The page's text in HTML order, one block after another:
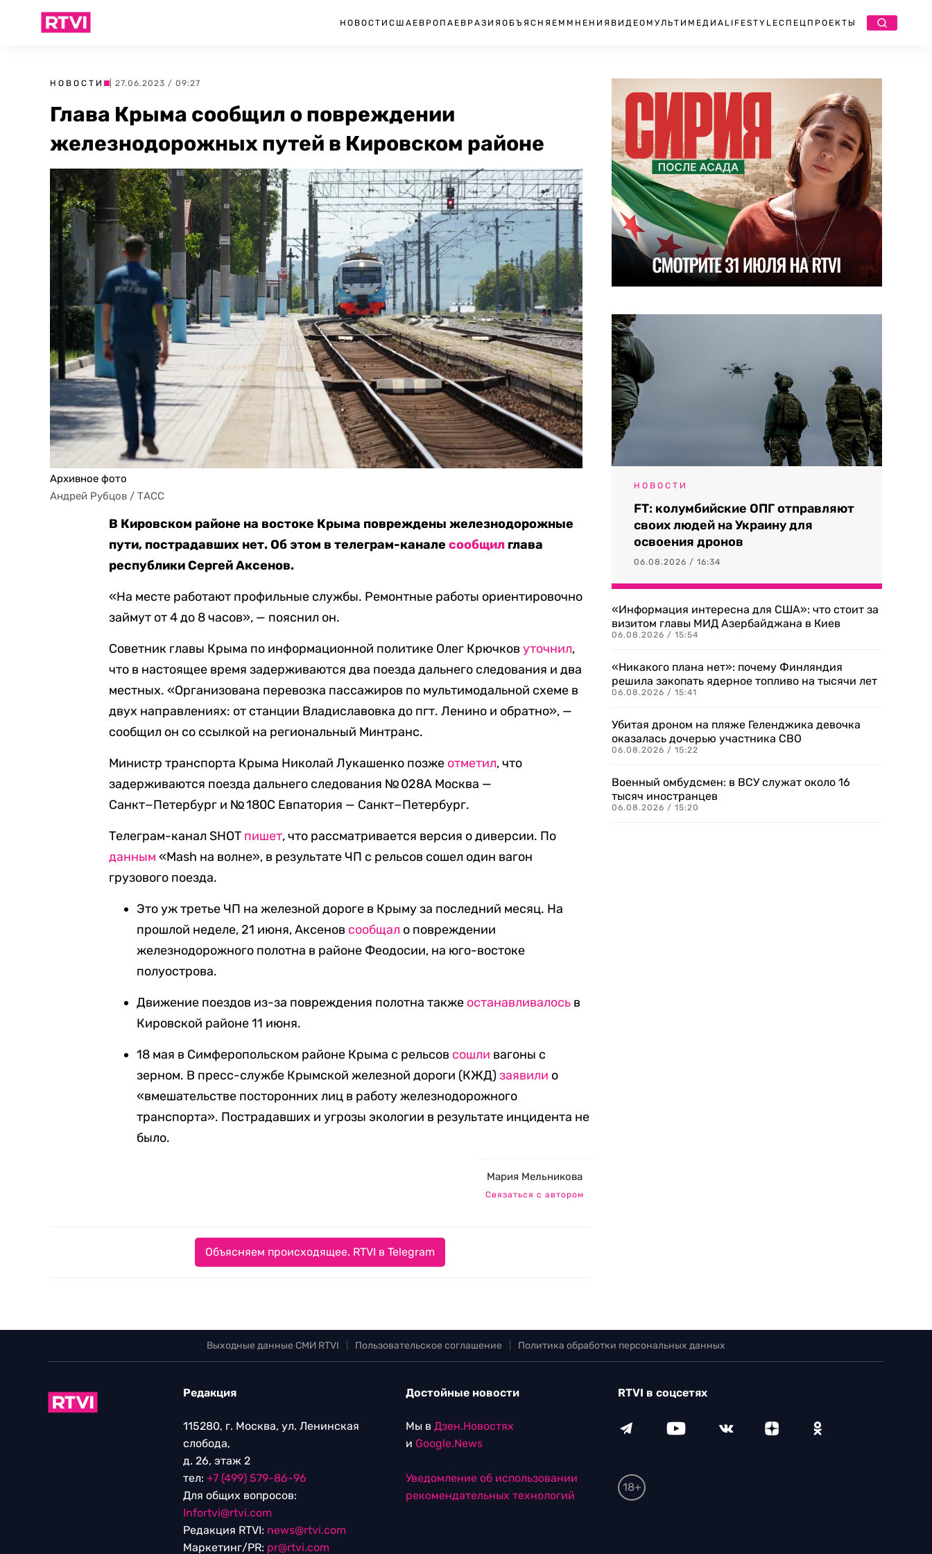
НОВОСТИ США ЕВРОПА ЕВРАЗИЯ ОБЪЯСНЯЕМ МНЕНИЯ ВИДЕО МУЛЬТИМЕДИА LIFESTYLEСПЕЦПРОЕКТЫ
НОВОСТИ | 27.06.2023 / 09:27
Глава Крыма сообщил о повреждении
железнодорожных путей в Кировском районе
Архивное фото
Андрей Рубцов / ТАСС
В Кировском районе на востоке Крыма повреждены железнодорожные
пути, пострадавших нет. Об этом в телеграм-каналесообщил глава
республики Сергей Аксенов.
«На месте работают профильные службы. Ремонтные работы ориентировочно
займут от 4 до 8 часов», — пояснил он.
Советник главы Крыма по информационной политике Олег Крючковуточнил,
что в настоящее время задерживаются два поезда дальнего следования и два
местных. «Организована перевозка пассажиров по мультимодальной схеме в
двух направлениях: от станции Владиславовка до пгт. Ленино и обратно», —
сообщил он со ссылкой на региональный Минтранс.
Министр транспорта Крыма Николай Лукашенко позже отметил, что
задерживаются поезда дальнего следования № 028А Москва —
Санкт−Петербург и № 180С Евпатория — Санкт−Петербург.
Телеграм-канал SHOT пишет, что рассматривается версия о диверсии. По
данным «Mash на волне», в результате ЧП с рельсов сошел один вагон
грузового поезда.
Это уж третье ЧП на железной дороге в Крыму за последний месяц. На
прошлой неделе, 21 июня, Аксенов сообщал о повреждении
железнодорожного полотна в районе Феодосии, на юго-востоке
полуострова.
Движение поездов из-за повреждения полотна также останавливалось в
Кировской районе 11 июня.
18 мая в Симферопольском районе Крыма с рельсов сошли вагоны с
зерном. В пресс-службе Крымской железной дороги (КЖД)заявили о
«вмешательстве посторонних лиц в работу железнодорожного
транспорта». Пострадавших и угрозы экологии в результате инцидента не
было.
Мария Мельникова
Связаться с автором
Объясняем происходящее. RTVI в Telegram
НОВОСТИ
FT: колумбийские ОПГ отправляют
своих людей на Украину для
освоения дронов
06.08.2026 / 16:34
«Информация интересна для США»: что стоит за
визитом главы МИД Азербайджана в Киев
06.08.2026 / 15:54
«Никакого плана нет»: почему Финляндия
решила закопать ядерное топливо на тысячи лет
06.08.2026 / 15:41
Убитая дроном на пляже Геленджика девочка
оказалась дочерью участника СВО
06.08.2026 / 15:22
Военный омбудсмен: в ВСУ служат около 16
тысяч иностранцев
06.08.2026 / 15:20
Выходные данные СМИ RTVI Пользовательское соглашение Политика обработки персональных данных
Редакция
115280, г. Москва, ул. Ленинская
слобода,
д. 26, этаж 2
тел: +7 (499) 579-86-96
Для общих вопросов:
Infortvi@rtvi.com
Редакция RTVI: news@rtvi.com
Маркетинг/PR: pr@rtvi.com
Достойные новости
Мы в Дзен.Новостях
и Google.News
Уведомление об использовании
рекомендательных технологий
RTVI в соцсетях
18+